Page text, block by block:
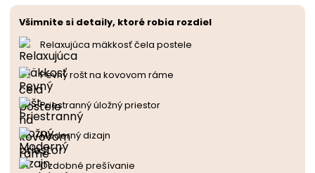
Všimnite si detaily, ktoré robia rozdiel
Relaxujúca mäkkosť čela postele
Pevný rošt na kovovom ráme
Priestranný úložný priestor
Moderný dizajn
Ozdobné prešívanie